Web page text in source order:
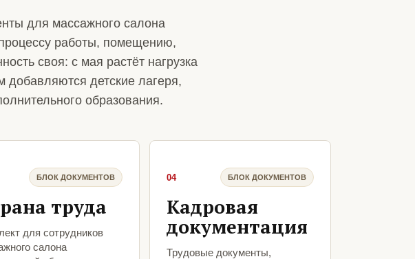
для массажного салона
работы, помещению,
своя: с мая растёт нагрузка
детские лагеря,
образования.
БЛОК ДОКУМЕНТОВ
труда
для сотрудников
салона
04 БЛОК ДОКУМЕНТОВ
Кадровая
документация
Трудовые документы,